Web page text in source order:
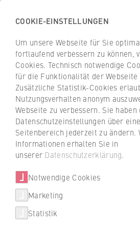
Z
u
ü
k
u
S
a
H
c
h
s
c
h
u
l
e
f
r
W
i
r
Z
u
r
ü
c
k
z
u
r
t
a
t
Studiengänge
Weitere Studienangebote
International studieren
Studiengänge von
Bachelor- und Master-
HWR Berlin
Ob Bachelor, Master, duales
Wirtschaft und Recht Berlin bietet
Studiengänge.
Was soll ich studieren?
COOKIE-EINSTELLUNGEN
Um unsere Webseite für Sie
fortlaufend verbessern zu können,
Cookies. Technisch notwendige
für die Funktionalität der Webseite
Zusätzliche Statistik-Cookies
Nutzungsverhalten anonym
Webseite zu verbessern. Sie
Datenschutzeinstellungen über
Seitenbereich jederzeit zu ändern.
Informationen erhalten Sie in
unserer Datenschutzerklärung
Notwendige Cookies
Marketing
Statistik